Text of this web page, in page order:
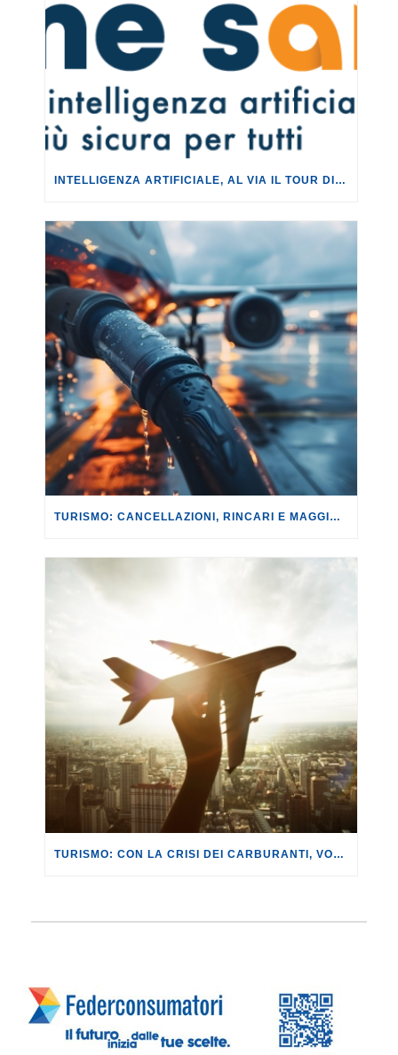
INTELLIGENZA ARTIFICIALE, AL VIA IL TOUR DI EVENTI DEL PROGETTO TU CHE NE SAI?
TURISMO: CANCELLAZIONI, RINCARI E MAGGIORAZIONI DI VOLI E PRENOTAZIONI.
TURISMO: CON LA CRISI DEI CARBURANTI, VOLI A RISCHIO CANCELLAZIONE O RINCARO.